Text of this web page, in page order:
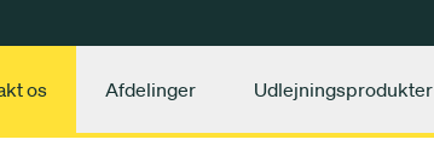
os Afdelinger Udlejningsprodukter